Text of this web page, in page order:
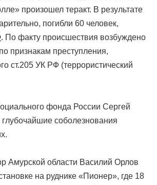
произошел теракт. В результате
погибли 60 человек,
. По факту происшествия возбуждено
признакам преступления,
ст.205 УК РФ (террористический
фонда России Сергей
соболезнования
Амурской области Василий Орлов
на руднике «Пионер», где 18